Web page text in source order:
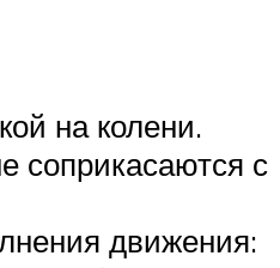
на колени.
соприкасаются с
движения: